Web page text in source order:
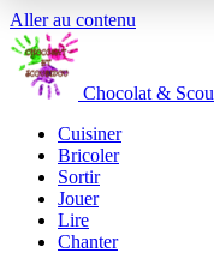
Aller au contenu
Chocolat &
Cuisiner
Bricoler
Sortir
Jouer
Lire
Chanter